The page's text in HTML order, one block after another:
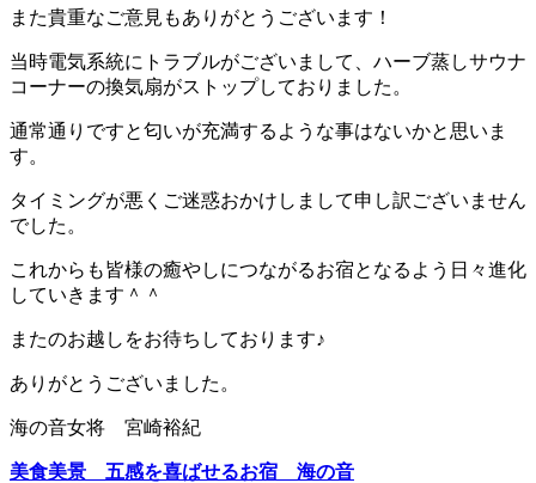
また貴重なご意見もありがとうございます！
当時電気系統にトラブルがございまして、ハーブ蒸しサウナ
コーナーの換気扇がストップしておりました。
通常通りですと匂いが充満するような事はないかと思いま
す。
タイミングが悪くご迷惑おかけしまして申し訳ございません
でした。
これからも皆様の癒やしにつながるお宿となるよう日々進化
していきます＾＾
またのお越しをお待ちしております♪
ありがとうございました。
海の音女将 宮崎裕紀
美食美景 五感を喜ばせるお宿 海の音